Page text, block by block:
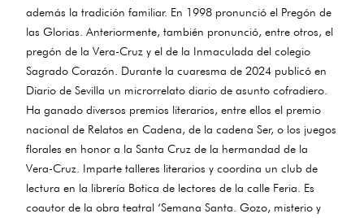
además la tradición familiar. En 1998 pronunció el Pregón de
las Glorias. Anteriormente, también pronunció, entre otros, el
pregón de la Vera-Cruz y el de la Inmaculada del colegio
Sagrado Corazón. Durante la cuaresma de 2024 publicó en
Diario de Sevilla un microrrelato diario de asunto cofradiero.
Ha ganado diversos premios literarios, entre ellos el premio
nacional de Relatos en Cadena, de la cadena Ser, o los juegos
florales en honor a la Santa Cruz de la hermandad de la
Vera-Cruz. Imparte talleres literarios y coordina un club de
lectura en la librería Botica de lectores de la calle Feria. Es
coautor de la obra teatral ‘Semana Santa. Gozo, misterio y